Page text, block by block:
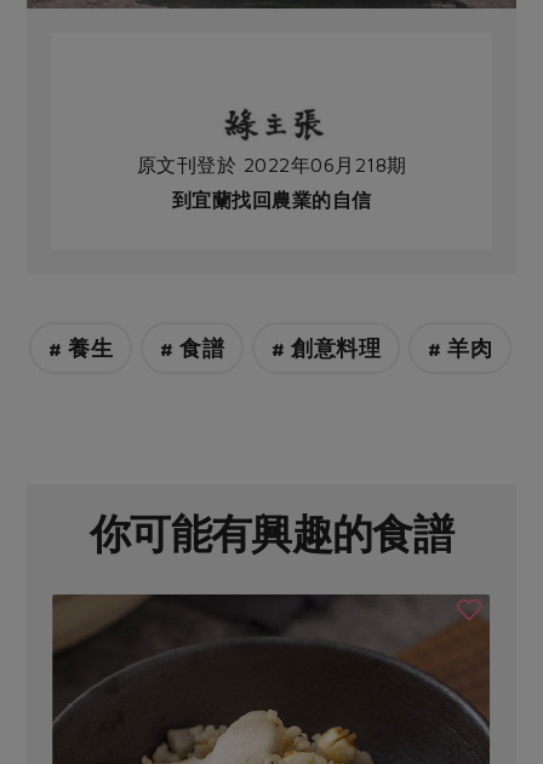
原文刊登於 2022年06月218期
到宜蘭找回農業的自信
# 養生 # 食譜 # 創意料理 # 羊肉
你可能有興趣的食譜